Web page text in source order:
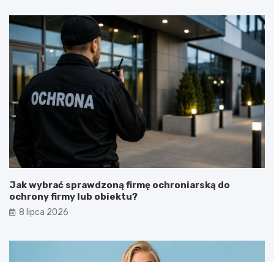
Jak wybrać sprawdzoną firmę ochroniarską do
ochrony firmy lub obiektu?
8 lipca 2026